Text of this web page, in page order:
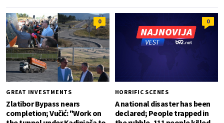
0
GREAT INVESTMENTS
Zlatibor Bypass nears
completion; Vučić: "Work on
0
HORRIFIC SCENES
A national disaster has been
declared; People trapped in